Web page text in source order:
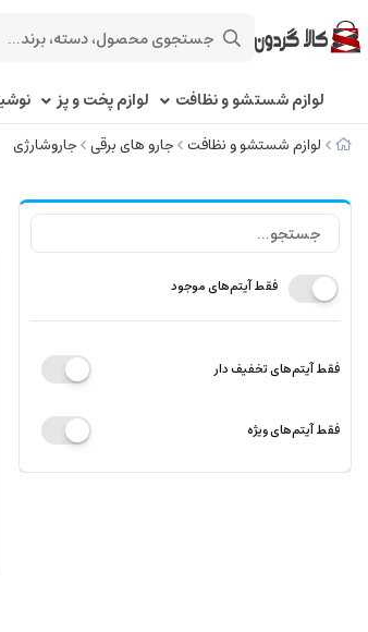
لوازم شستشو و نظافت لوازم پخت و پز
لوازم شستشو و نظافت جارو های برقی جاروشارژی
فقط آیتم‌های موجود
فقط آیتم‌های تخفیف دار
فقط آیتم‌های ویژه